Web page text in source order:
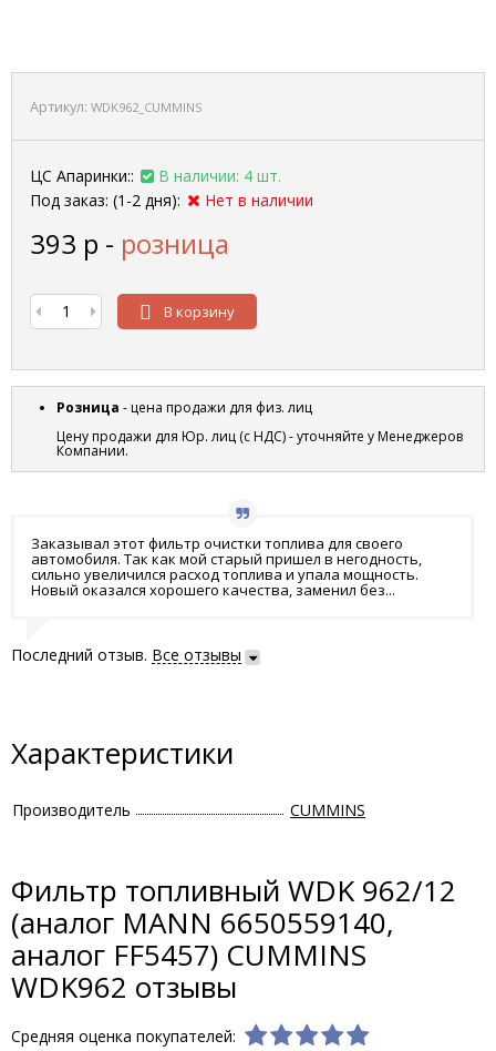
Артикул: WDK962_CUMMINS
ЦС Апаринки::
В наличии: 4 шт.
Под заказ: (1-2 дня):
Нет в наличии
393 р - розница
В корзину
Розница - цена продажи для физ. лиц
Цену продажи для Юр. лиц (с НДС) - уточняйте у Менеджеров
Компании.
Заказывал этот фильтр очистки топлива для своего
автомобиля. Так как мой старый пришел в негодность,
сильно увеличился расход топлива и упала мощность.
Новый оказался хорошего качества, заменил без...
Последний отзыв. Все отзывы
Характеристики
Производитель CUMMINS
Фильтр топливный WDK 962/12
(аналог MANN 6650559140,
аналог FF5457) CUMMINS
WDK962 отзывы
Средняя оценка покупателей: